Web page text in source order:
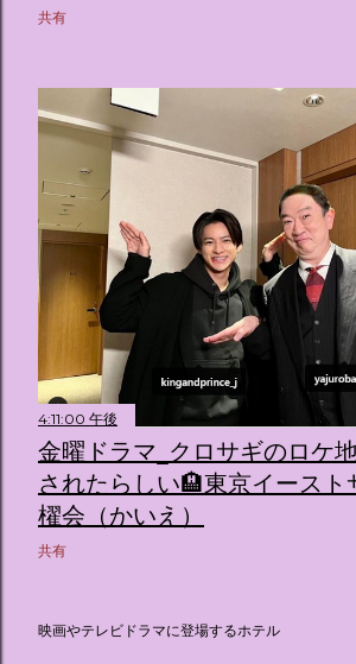
共有
4:11:00 午後
金曜ドラマ_クロサギのロケ
されたらしい🏨東京イースト
櫂会（かいえ）
共有
映画やテレビドラマに登場するホテル